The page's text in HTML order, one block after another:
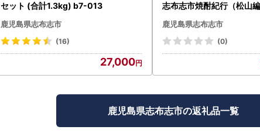
セット (合計1.3kg) b7-013
鹿児島県志布志市
(16)
27,000
志布志市焼酎紀行（松山
鹿児島県志布志市
(0)
鹿児島県志布志市の返礼品一覧